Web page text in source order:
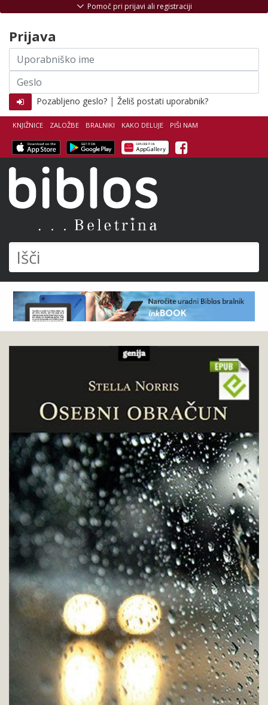
Išči
KNJIŽNICE ZALOŽBE BRALNIKI KAKO DELUJE PIŠI NAM
Facebook
Pomoč pri prijavi ali registraciji
Prijava
Uporabniško
ime
Geslo
Pozabljeno geslo? | Želiš postati uporabnik?
Stella
Osebni
obračun